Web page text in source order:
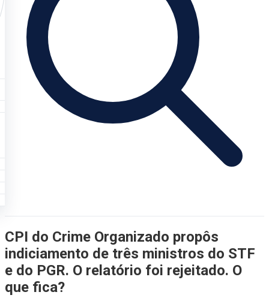
CPI do Crime Organizado propôs
indiciamento de três ministros do STF
e do PGR. O relatório foi rejeitado. O
que fica?